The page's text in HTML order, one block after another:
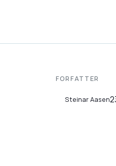
FORFATTER
Steinar Aasen